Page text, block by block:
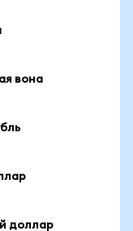
вона
доллар